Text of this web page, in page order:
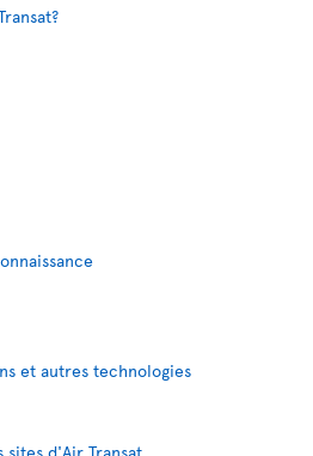
et autres technologies